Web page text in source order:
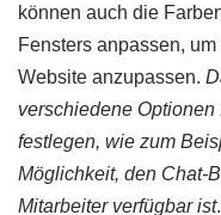
können auch die
Fensters anpassen,
Website anzupassen.
verschiedene
festlegen, wie zum
Möglichkeit, den Chat-
Mitarbeiter verfügbar ist